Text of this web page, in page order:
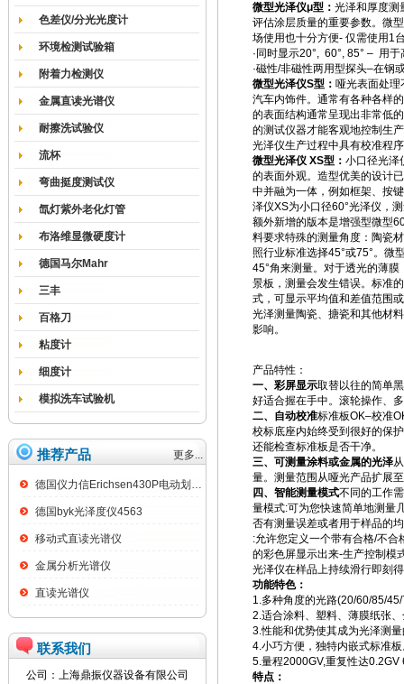
色差仪/分光光度计
环境检测试验箱
附着力检测仪
金属直读光谱仪
耐擦洗试验仪
流杯
弯曲挺度测试仪
氙灯紫外老化灯管
布洛维显微硬度计
德国马尔Mahr
三丰
百格刀
粘度计
细度计
模拟洗车试验机
推荐产品 更多...
德国仪力信Erichsen430P电动划格试验仪
德国byk光泽度仪4563
移动式直读光谱仪
金属分析光谱仪
直读光谱仪
联系我们
公司：上海鼎振仪器设备有限公司
微型光泽仪μ型： 光泽和厚度测
评估涂层质量的重要参数。微
场使用也十分方便- 仅需使用1
·同时显示20°, 60°, 85° – 用
·磁性/非磁性两用型探头–在钢
微型光泽仪S型： 哑光表面处理
汽车内饰件。通常有各种各样
的表面结构通常呈现出非常低
的测试仪器才能客观地控制生
光泽仪生产过程中具有校准程
微型光泽仪 XS型： 小口径光泽
的表面外观。造型优美的设计
中并融为一体，例如框架、按
泽仪XS为小口径60°光泽仪，
额外新增的版本是增强型微型
料要求特殊的测量角度：陶瓷
照行业标准选择45°或75°。微
45°角来测量。对于透光的薄
景板，测量会发生错误。标准
式，可显示平均值和差值范围
光泽测量陶瓷、搪瓷和其他材
影响。
产品特性：
一、彩屏显示取替以往的简单
好适合握在手中。滚轮操作、
二、自动校准标准板OK–校准
校标底座内始终受到很好的保
还能检查标准板是否干净。
三、可测量涂料或金属的光泽
量。测量范围从哑光产品扩展
四、智能测量模式不同的工作
量模式:可为您快速简单地测量
否有测量误差或者用于样品的
:允许您定义一个带有合格/不
的彩色屏显示出来-生产控制模
光泽仪在样品上持续滑行即刻
功能特色：
1.多种角度的光路(20/60/85/
2.适合涂料、塑料、薄膜纸张
3.性能和优势使其成为光泽测
4.小巧方便，独特内嵌式标准
5.量程2000GV,重复性达0.2GV
特点：